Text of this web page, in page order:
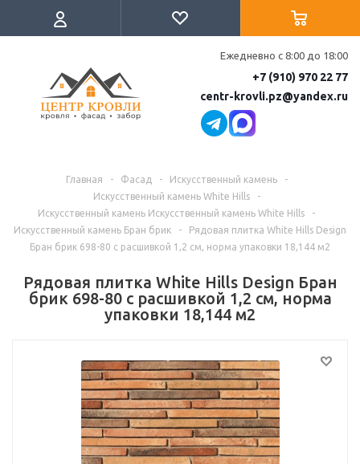
Ежедневно с 8:00 до 18:00
+7 (910) 970 22 77
centr-krovli.pz@yandex.ru
Главная - Фасад - Искусственный камень
-
Искусственный камень White Hills
-
Искусственный камень Искусственный камень White Hills
-
Искусственный камень Бран брик
-
Рядовая плитка White Hills Design
Бран брик 698-80 с расшивкой 1,2 см, норма упаковки 18,144 м2
Рядовая плитка White Hills Design Бран
брик 698-80 с расшивкой 1,2 см, норма
упаковки 18,144 м2